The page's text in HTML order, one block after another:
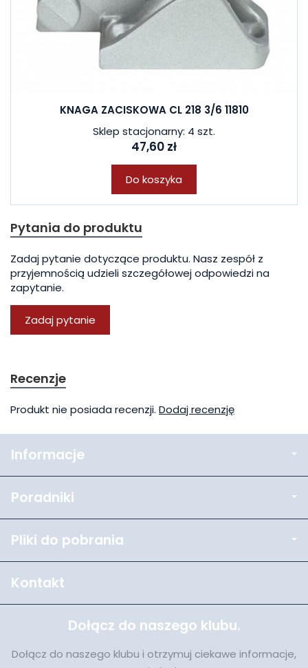
KNAGA ZACISKOWA CL 218 3/6 11810
Sklep stacjonarny: 4 szt.
47,60 zł
Do koszyka
Pytania do produktu
Zadaj pytanie dotyczące produktu. Nasz zespół z
przyjemnością udzieli szczegółowej odpowiedzi na
zapytanie.
Zadaj pytanie
Recenzje
Produkt nie posiada recenzji. Dodaj recenzję
Informacje
Poradniki
Pliki do pobrania
Kontakt
Dołącz do naszego klubu.
Dołącz do naszego klubu i otrzymuj ciekawe informacje,